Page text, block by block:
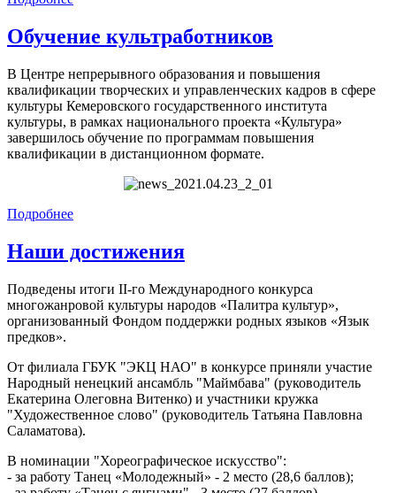
Обучение культработников
В Центре непрерывного образования и повышения
квалификации творческих и управленческих кадров в сфере
культуры Кемеровского государственного института
культуры, в рамках национального проекта «Культура»
завершилось обучение по программам повышения
квалификации в дистанционном формате.
Подробнее
Наши достижения
Подведены итоги II-го Международного конкурса
многожанровой культуры народов «Палитра культур»,
организованный Фондом поддержки родных языков «Язык
предков».
От филиала ГБУК "ЭКЦ НАО" в конкурсе приняли участие
Народный ненецкий ансамбль "Маймбава" (руководитель
Екатерина Олеговна Витенко) и участники кружка
"Художественное слово" (руководитель Татьяна Павловна
Саламатова).
В номинации "Хореографическое искусство":
- за работу Танец «Молодежный» - 2 место (28,6 баллов);